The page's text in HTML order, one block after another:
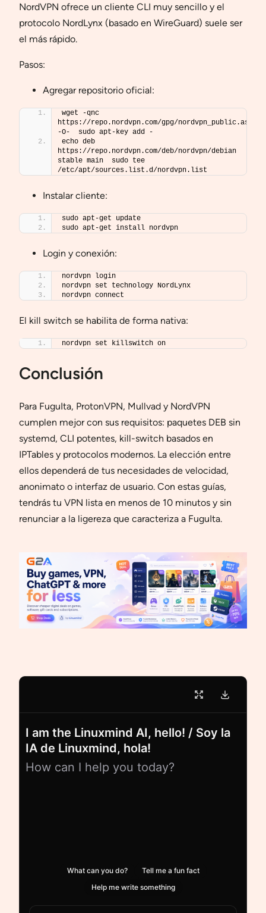
NordVPN ofrece un cliente CLI muy sencillo y el
protocolo NordLynx (basado en WireGuard) suele ser
el más rápido.
Pasos:
Agregar repositorio oficial:
wget -qnc
https://repo.nordvpn.com/gpg/nordvpn_public.asc
-O-  sudo apt-key add -
echo deb
https://repo.nordvpn.com/deb/nordvpn/debian
stable main  sudo tee
/etc/apt/sources.list.d/nordvpn.list
Instalar cliente:
sudo apt-get update
sudo apt-get install nordvpn
Login y conexión:
nordvpn login
nordvpn set technology NordLynx
nordvpn connect
El kill switch se habilita de forma nativa:
nordvpn set killswitch on
Conclusión
Para FuguIta, ProtonVPN, Mullvad y NordVPN
cumplen mejor con sus requisitos: paquetes DEB sin
systemd, CLI potentes, kill-switch basados en
IPTables y protocolos modernos. La elección entre
ellos dependerá de tus necesidades de velocidad,
anonimato o interfaz de usuario. Con estas guías,
tendrás tu VPN lista en menos de 10 minutos y sin
renunciar a la ligereza que caracteriza a FuguIta.
I am the Linuxmind AI, hello! / Soy la
IA de Linuxmind, hola!
How can I help you today?
What can you do?
Tell me a fun fact
Help me write something